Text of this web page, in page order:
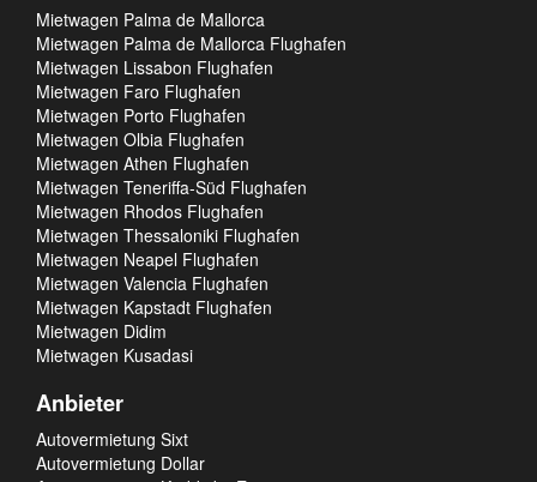
Mietwagen Palma de Mallorca
Mietwagen Palma de Mallorca Flughafen
Mietwagen Lissabon Flughafen
Mietwagen Faro Flughafen
Mietwagen Porto Flughafen
Mietwagen Olbia Flughafen
Mietwagen Athen Flughafen
Mietwagen Teneriffa-Süd Flughafen
Mietwagen Rhodos Flughafen
Mietwagen Thessaloniki Flughafen
Mietwagen Neapel Flughafen
Mietwagen Valencia Flughafen
Mietwagen Kapstadt Flughafen
Mietwagen Didim
Mietwagen Kusadasi
Anbieter
Autovermietung Sixt
Autovermietung Dollar